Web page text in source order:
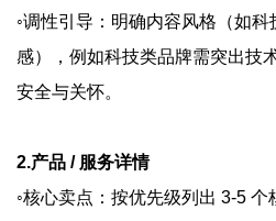
◦调性引导：明确内容风格（如
感），例如科技类品牌需突出技
安全与关怀。
2.产品 / 服务详情
◦核心卖点：按优先级列出 3-5